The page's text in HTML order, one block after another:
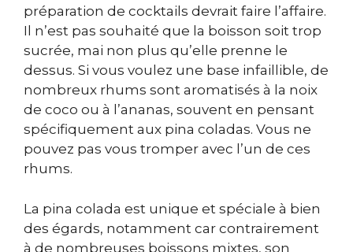
préparation de cocktails devrait faire l’affaire.
Il n’est pas souhaité que la boisson soit trop
sucrée, mai non plus qu’elle prenne le
dessus. Si vous voulez une base infaillible, de
nombreux rhums sont aromatisés à la noix
de coco ou à l’ananas, souvent en pensant
spécifiquement aux pina coladas. Vous ne
pouvez pas vous tromper avec l’un de ces
rhums.
La pina colada est unique et spéciale à bien
des égards, notamment car contrairement
à de nombreuses boissons mixtes, son